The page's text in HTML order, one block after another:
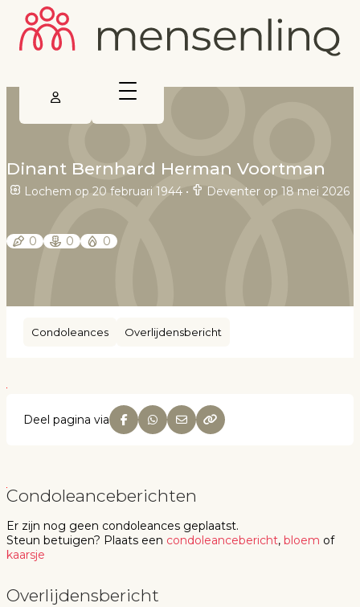
Dinant Bernhard Herman Voortman
Lochem op 20 februari 1944 • Deventer op 18 mei 2026
0 0 0
Condoleances Overlijdensbericht
Deel pagina via
Condoleanceberichten
Er zijn nog geen condoleances geplaatst.
Steun betuigen? Plaats een condoleancebericht, bloem of
kaarsje
Overlijdensbericht